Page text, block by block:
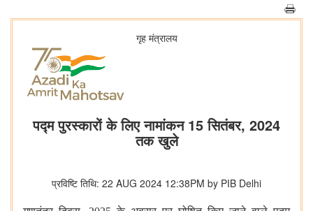
गृह मंत्रालय
पद्म पुरस्‍कारों के लिए नामांकन 15 सितंबर, 2024
तक खुले
प्रविष्टि तिथि: 22 AUG 2024 12:38PM by PIB Delhi